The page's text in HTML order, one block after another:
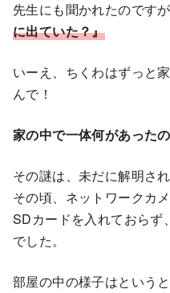
先生にも聞かれたのです
に出ていた？』
いーえ、ちくわはずっと
んで！
家の中で一体何があった
その謎は、未だに解明され
その頃、ネットワークカ
SDカードを入れておらず
でした。
部屋の中の様子はという